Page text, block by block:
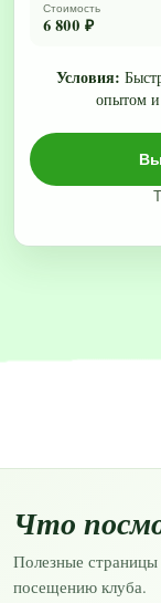
Стоимость
6 800 ₽
Условия:
опытом
Что
Полезные
посещению клуба.